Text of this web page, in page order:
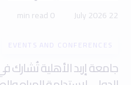
22 July 2026
0 min read
EVENTS AND CONFERENCES
جامعة إربد الأهلية تُشارك